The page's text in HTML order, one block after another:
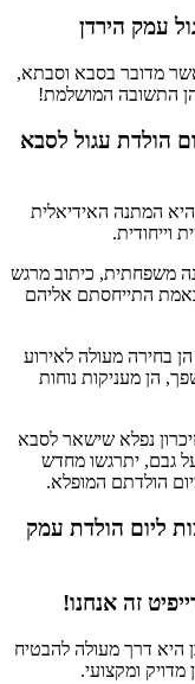
עמק הירדן
מדובר בסבא וסבתא,
הן התשובה המושלמת!
הולדת עגול לסבא
היא המתנה האידיאלית
וייחודית.
משפחתית, כיתוב מרגש
התייחסתם אליהם
בחירה מעולה לאירוע
הן מעניקות נוחות
נפלא שישאר לסבא
גבם, יתרגשו מחדש
הולדתם המופלא.
ליום הולדת עמק
זה אנחנו!
היא דרך מעולה להבטיח
ומקצועי.